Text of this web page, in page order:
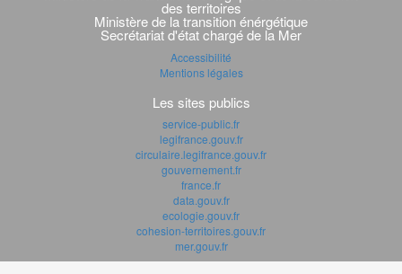
des territoires
Ministère de la transition énérgétique
Secrétariat d'état chargé de la Mer
Accessibilité
Mentions légales
Les sites publics
service-public.fr
legifrance.gouv.fr
circulaire.legifrance.gouv.fr
gouvernement.fr
france.fr
data.gouv.fr
ecologie.gouv.fr
cohesion-territoires.gouv.fr
mer.gouv.fr